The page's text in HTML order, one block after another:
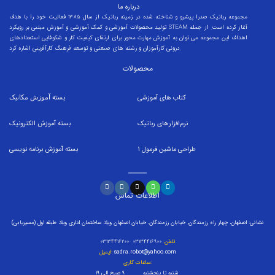
درباره ما
مجموعه رباتیک صدرا پیشرو و شناخته شده در زمینه رباتیک از سال 1385 فعالیت خود را با هدف
تولید محصولات آموزشی و کمک آموزشی و آموزش مبتنی بر رویکرد STEAM آغاز کرده است. از جمله
اهداف این مجموعه می توان به آموزش مهارت محور برای ارتقای کیفیت کار و شکوفایی استعدادهای
درونی کارآموزان و رشته های صنعتی و توسعه فرهنگ کارآفرینی اشاره کرد.
محصولات
بسته آموزش مکانیک
بستهآموزش الکترونیک
بستهآموزش برنامه نویسی
کتاب های آموزشی
نرم‌افزارهای رباتیک
طراحی ماشین فرمول
اطلاعات تماس
نشانی: اصفهان، چهار راه رزمندگان، خیابان رزمندگان، خیابان اصفهان ویلا، ساختمان اداری ویلا، طبقه اول (مسیریابی)
تلفن:
ایمیل: sadra.robot@yahoo.com
ساعات کاری: